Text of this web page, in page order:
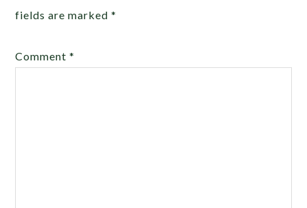
fields are marked*
Comment*